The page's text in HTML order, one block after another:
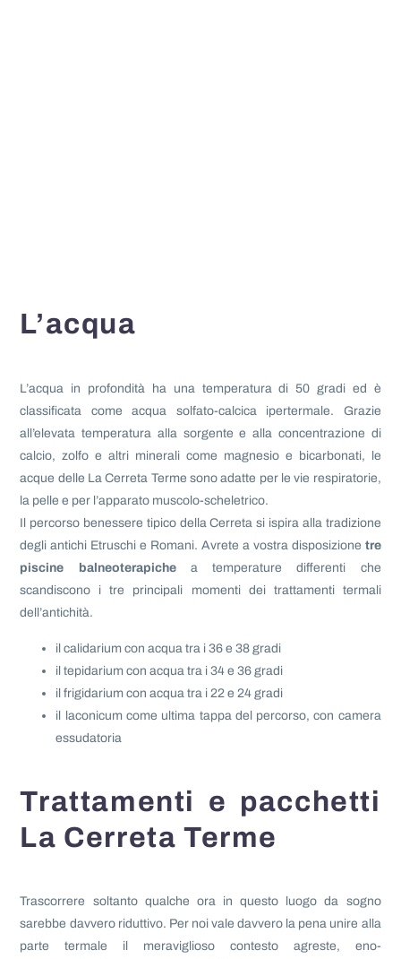
L’acqua
L’acqua in profondità ha una temperatura di 50 gradi ed è
classificata come acqua solfato-calcica ipertermale. Grazie
all’elevata temperatura alla sorgente e alla concentrazione di
calcio, zolfo e altri minerali come magnesio e bicarbonati, le
acque delle La Cerreta Terme sono adatte per le vie respiratorie,
la pelle e per l’apparato muscolo-scheletrico.
Il percorso benessere tipico della Cerreta si ispira alla tradizione
degli antichi Etruschi e Romani. Avrete a vostra disposizione tre
piscine balneoterapichea temperature differenti che
scandiscono i tre principali momenti dei trattamenti termali
dell’antichità.
il calidarium con acqua tra i 36 e 38 gradi
il tepidarium con acqua tra i 34 e 36 gradi
il frigidarium con acqua tra i 22 e 24 gradi
il laconicum come ultima tappa del percorso, con camera
essudatoria
Trattamenti e pacchetti
La Cerreta Terme
Trascorrere soltanto qualche ora in questo luogo da sogno
sarebbe davvero riduttivo. Per noi vale davvero la pena unire alla
parte termale il meraviglioso contesto agreste, eno-